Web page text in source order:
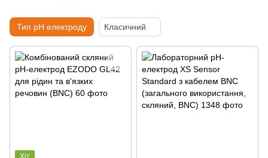
Тип pH електроду Класичний
Хіт